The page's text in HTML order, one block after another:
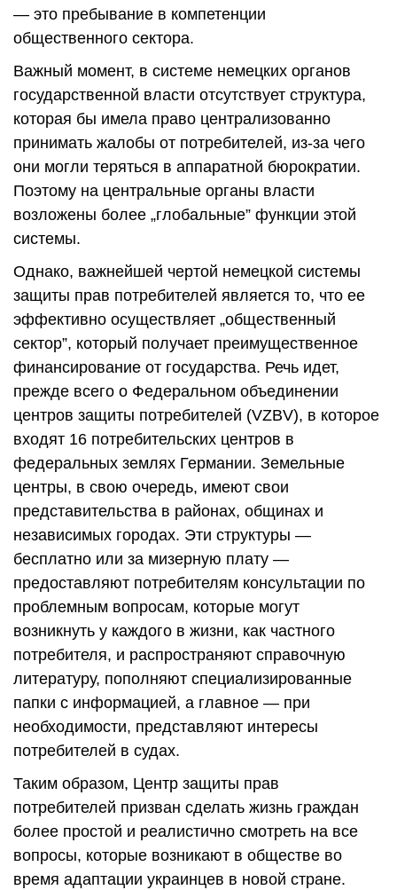
— это пребывание в компетенции
общественного сектора.
Важный момент, в системе немецких органов
государственной власти отсутствует структура,
которая бы имела право централизованно
принимать жалобы от потребителей, из-за чего
они могли теряться в аппаратной бюрократии.
Поэтому на центральные органы власти
возложены более „глобальные” функции этой
системы.
Однако, важнейшей чертой немецкой системы
защиты прав потребителей является то, что ее
эффективно осуществляет „общественный
сектор”, который получает преимущественное
финансирование от государства. Речь идет,
прежде всего о Федеральном объединении
центров защиты потребителей (VZBV), в которое
входят 16 потребительских центров в
федеральных землях Германии. Земельные
центры, в свою очередь, имеют свои
представительства в районах, общинах и
независимых городах. Эти структуры —
бесплатно или за мизерную плату —
предоставляют потребителям консультации по
проблемным вопросам, которые могут
возникнуть у каждого в жизни, как частного
потребителя, и распространяют справочную
литературу, пополняют специализированные
папки с информацией, а главное — при
необходимости, представляют интересы
потребителей в судах.
Таким образом, Центр защиты прав
потребителей призван сделать жизнь граждан
более простой и реалистично смотреть на все
вопросы, которые возникают в обществе во
время адаптации украинцев в новой стране.